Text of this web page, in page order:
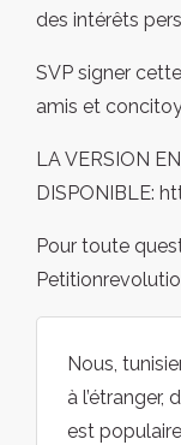
des intérêts
SVP signer
amis et
LA VERSION
DISPONIBLE:
Pour toute
Nous,
à
est